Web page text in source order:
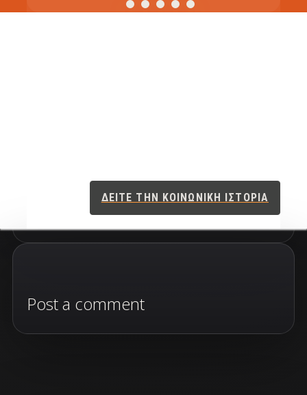
ΔΕΙΤΕ ΤΗΝ ΚΟΙΝΩΝΙΚΗ ΙΣΤΟΡΙΑ
Post a comment